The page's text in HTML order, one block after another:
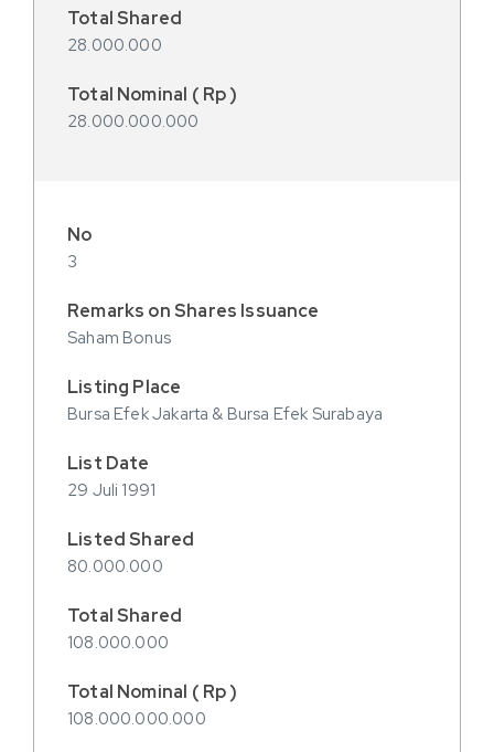
28.000.000
28.000.000.000
3
Saham Bonus
Bursa Efek Jakarta & Bursa Efek Surabaya
29 Juli 1991
80.000.000
108.000.000
108.000.000.000